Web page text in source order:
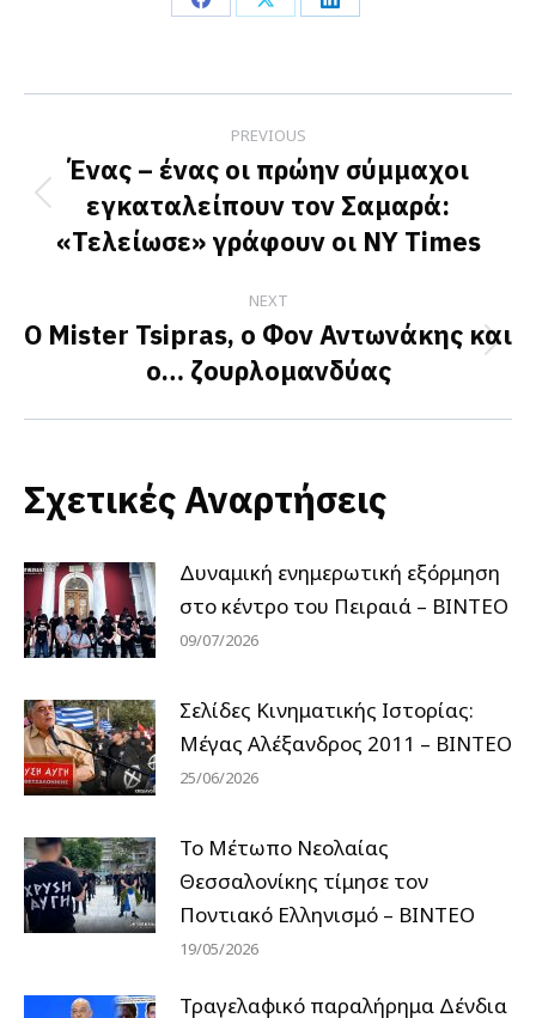
Share
Facebook
Share
X
Share
LinkedIn
navigation
PREVIOUS
Previous
post:
Ένας – ένας οι πρώην σύμμαχοι
εγκαταλείπουν τον Σαμαρά:
«Τελείωσε» γράφουν οι NY Times
NEXT
Next
post:
Ο Mister Tsipras, ο Φον Αντωνάκης και
ο… ζουρλομανδύας
Σχετικές Αναρτήσεις
Δυναμική ενημερωτική εξόρμηση
στο κέντρο του Πειραιά – ΒΙΝΤΕΟ
09/07/2026
Σελίδες Κινηματικής Ιστορίας:
Μέγας Αλέξανδρος 2011 – ΒΙΝΤΕΟ
25/06/2026
Το Μέτωπο Νεολαίας
Θεσσαλονίκης τίμησε τον
Ποντιακό Ελληνισμό – ΒΙΝΤΕΟ
19/05/2026
Τραγελαφικό παραλήρημα Δένδια